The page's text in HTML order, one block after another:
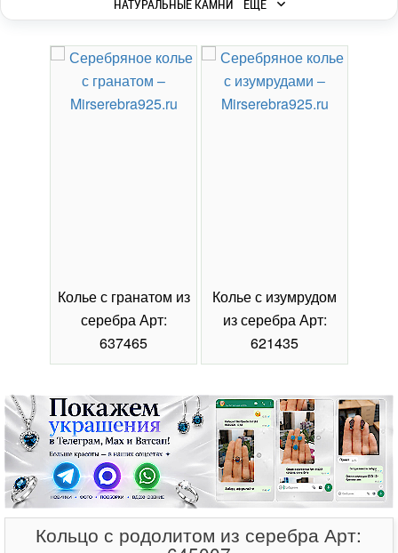
НАТУРАЛЬНЫЕ КАМНИ
ЕЩЁ
Колье с гранатом из
серебра Арт:
637465
Колье с изумрудом
из серебра Арт:
621435
Кольцо с родолитом из серебра Арт: